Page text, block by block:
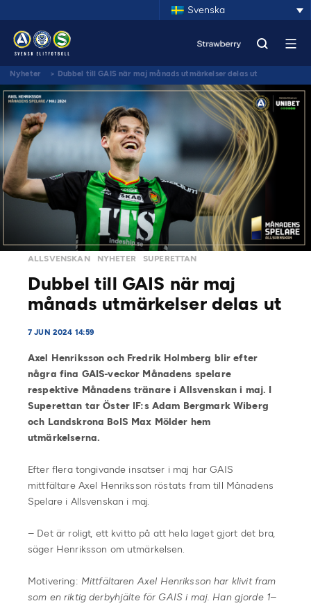
Svenska
Nyheter > Dubbel till GAIS när maj månads utmärkelser delas ut
ALLSVENSKAN NYHETER SUPERETTAN
Dubbel till GAIS när maj
månads utmärkelser delas ut
7 JUN 2024 14:59
Axel Henriksson och Fredrik Holmberg blir efter
några fina GAIS-veckor Månadens spelare
respektive Månadens tränare i Allsvenskan i maj. I
Superettan tar Öster IF:s Adam Bergmark Wiberg
och Landskrona BoIS Max Mölder hem
utmärkelserna.
Efter flera tongivande insatser i maj har GAIS
mittfältare Axel Henriksson röstats fram till Månadens
Spelare i Allsvenskan i maj.
– Det är roligt, ett kvitto på att hela laget gjort det bra,
säger Henriksson om utmärkelsen.
Motivering: Mittfältaren Axel Henriksson har klivit fram
som en riktig derbyhjälte för GAIS i maj. Han gjorde 1–